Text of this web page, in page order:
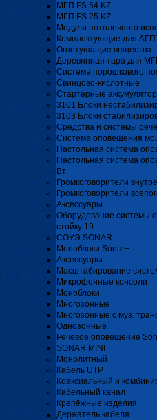
МГП FS 54 KZ
МГП FS 25 KZ
Модули потолочного
Комплектующие для
Огнетушащие вещества
Деревянная тара для
Система порошкового
Свинцово-кислотные
Стартерные
3101 Блоки
3103 Блоки
Средства и системы
Система оповещения
Настольная система
Настольная система
Вт
Громкоговорители
Громкоговорители
Аксессуары
Оборудование системы
стойку 19
СОУЭ SONAR
Моноблоки Sonar+
Аксессуары
Масштабирование
Микрофонные консоли
Моноблоки
Многозонные
Многозонные с муз.
Однозонные
Речевое оповещение
SONAR MINI
Монолитный
Кабель UTP
Коаксиальный и
Кабельный канал
Крепёжные изделия
Держатель кабеля